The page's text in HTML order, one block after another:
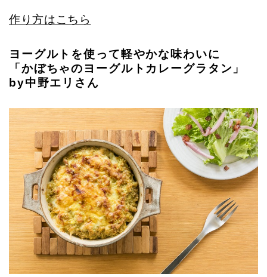
作り方はこちら
ヨーグルトを使って軽やかな味わいに
「かぼちゃのヨーグルトカレーグラタン」
by中野エリさん